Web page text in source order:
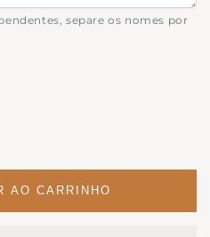
separe os nomes por
AO CARRINHO